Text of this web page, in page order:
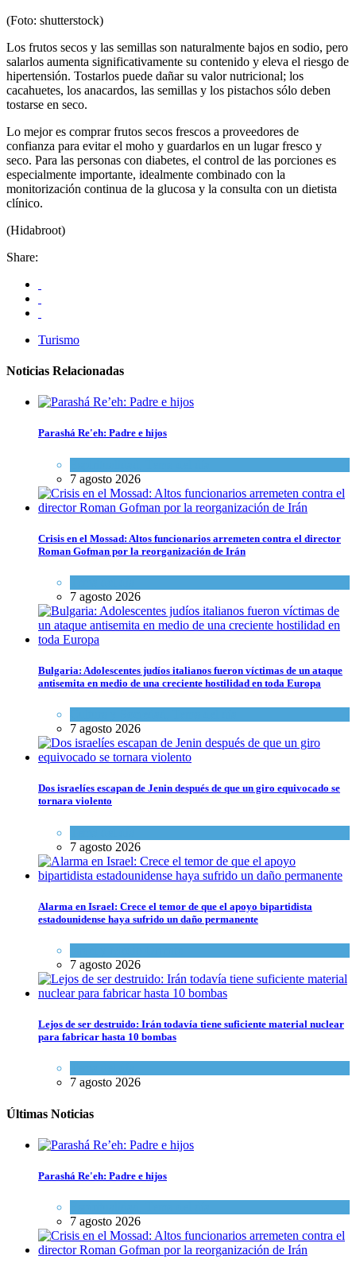
(Foto: shutterstock)
Los frutos secos y las semillas son naturalmente bajos en sodio, pero
salarlos aumenta significativamente su contenido y eleva el riesgo de
hipertensión. Tostarlos puede dañar su valor nutricional; los
cacahuetes, los anacardos, las semillas y los pistachos sólo deben
tostarse en seco.
Lo mejor es comprar frutos secos frescos a proveedores de
confianza para evitar el moho y guardarlos en un lugar fresco y
seco. Para las personas con diabetes, el control de las porciones es
especialmente importante, idealmente combinado con la
monitorización continua de la glucosa y la consulta con un dietista
clínico.
(Hidabroot)
Share:
Turismo
Noticias Relacionadas
Parashá Re'eh: Padre e hijos
7 agosto 2026
Crisis en el Mossad: Altos funcionarios arremeten contra el director
Roman Gofman por la reorganización de Irán
7 agosto 2026
Bulgaria: Adolescentes judíos italianos fueron víctimas de un ataque
antisemita en medio de una creciente hostilidad en toda Europa
7 agosto 2026
Dos israelíes escapan de Jenin después de que un giro equivocado se
tornara violento
7 agosto 2026
Alarma en Israel: Crece el temor de que el apoyo bipartidista
estadounidense haya sufrido un daño permanente
7 agosto 2026
Lejos de ser destruido: Irán todavía tiene suficiente material nuclear
para fabricar hasta 10 bombas
7 agosto 2026
Últimas Noticias
Parashá Re'eh: Padre e hijos
7 agosto 2026